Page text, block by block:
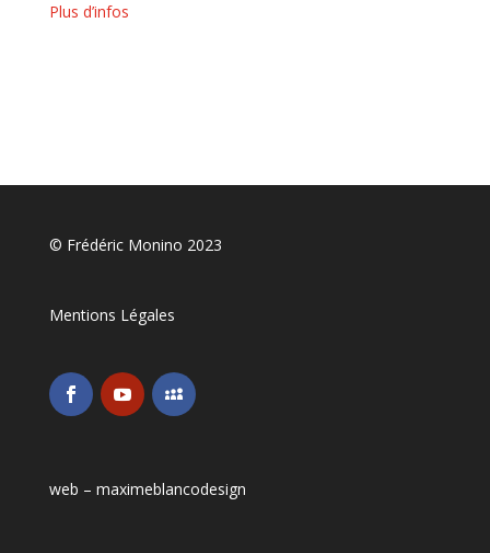
Plus d’infos
© Frédéric Monino 2023
Mentions Légales
web – maximeblancodesign